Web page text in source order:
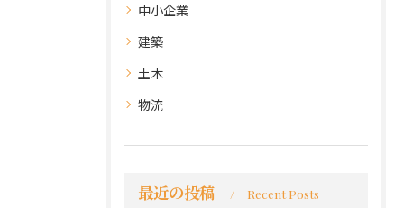
中小企業
建築
土木
物流
最近の投稿 Recent Posts